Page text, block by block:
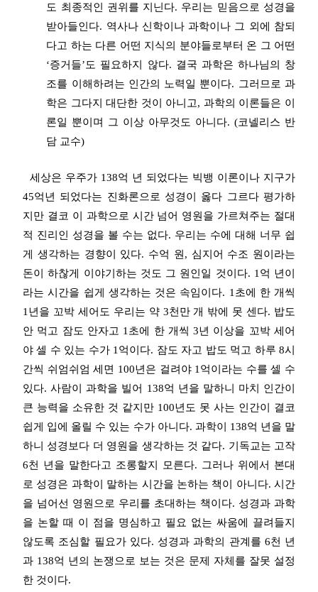
도 최종적인 권위를 지닌다. 우리는 믿음으로 성경을
받아들인다. 역사나 신학이나 과학이나 그 외에 참되
다고 하는 다른 어떤 지식의 분야들로부터 온 그 어떤
‘증거들’도 필요하지 않다. 결국 과학은 하나님의 창
조를 이해하려는 인간의 노력일 뿐이다. 그러므로 과
학은 그다지 대단한 것이 아니고, 과학의 이론들은 이
론일 뿐이며 그 이상 아무것도 아니다. (코넬리스 반
담 교수)
세상은 우주가 138억 년 되었다는 빅뱅 이론이나 지구가
45억년 되었다는 진화론으로 성경이 옳다 그르다 평가하
지만 결코 이 과학으로 시간 넘어 영원을 가르쳐주는 절대
적 진리인 성경을 볼 수는 없다. 우리는 수에 대해 너무 쉽
게 생각하는 경향이 있다. 수억 원, 심지어 수조 원이라는
돈이 하찮게 이야기하는 것도 그 원인일 것이다. 1억 년이
라는 시간을 쉽게 생각하는 것은 속임이다. 1초에 한 개씩
1년을 꼬박 세어도 우리는 약 3천만 개 밖에 못 센다. 밥도
안 먹고 잠도 안자고 1초에 한 개씩 3년 이상을 꼬박 세어
야 셀 수 있는 수가 1억이다. 잠도 자고 밥도 먹고 하루 8시
간씩 쉬엄쉬엄 세면 100년은 걸려야 1억이라는 수를 셀 수
있다. 사람이 과학을 빌어 138억 년을 말하니 마치 인간이
큰 능력을 소유한 것 같지만 100년도 못 사는 인간이 결코
쉽게 입에 올릴 수 있는 수가 아니다. 과학이 138억 년을 말
하니 성경보다 더 영원을 생각하는 것 같다. 기독교는 고작
6천 년을 말한다고 조롱할지 모른다. 그러나 위에서 본대
로 성경은 과학이 말하는 시간을 논하는 책이 아니다. 시간
을 넘어선 영원으로 우리를 초대하는 책이다. 성경과 과학
을 논할 때 이 점을 명심하고 필요 없는 싸움에 끌려들지
않도록 조심할 필요가 있다. 성경과 과학의 관계를 6천 년
과 138억 년의 논쟁으로 보는 것은 문제 자체를 잘못 설정
한 것이다.